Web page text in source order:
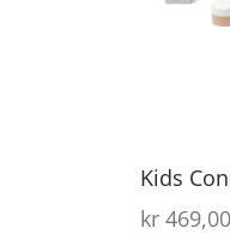
Kids
kr 469,00